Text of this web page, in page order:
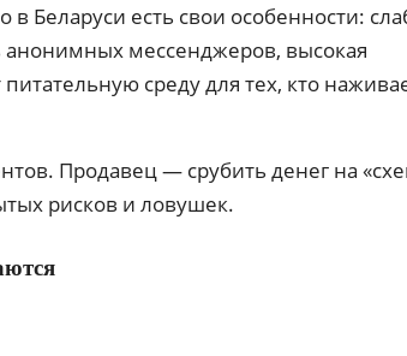
Беларуси есть свои особенности:
анонимных мессенджеров, высокая
среду для тех, кто
Продавец — срубить денег на
рисков и ловушек.